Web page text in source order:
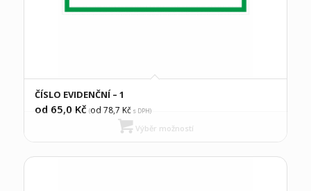
ČÍSLO EVIDENČNÍ – 1
od 65,0 Kč (od 78,7 Kčs DPH)
Výběr možností